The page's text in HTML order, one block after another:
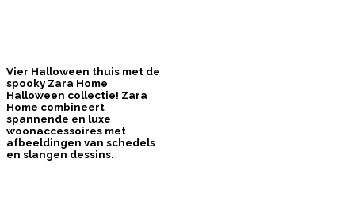
Vier Halloween thuis met de
spooky Zara Home
Halloween collectie! Zara
Home combineert
spannende en luxe
woonaccessoires met
afbeeldingen van schedels
en slangen dessins.